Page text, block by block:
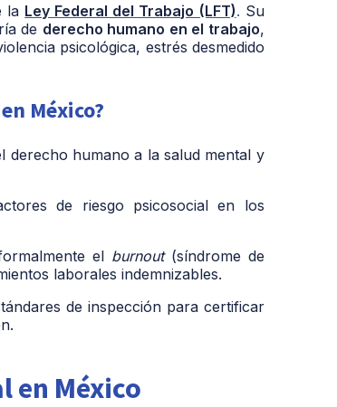
la Ley Federal del Trabajo (LFT). Su
de derecho humano en el trabajo,
psicológica, estrés desmedido
México?
derecho humano a la salud mental y
de riesgo psicosocial en los
el burnout(síndrome de
laborales indemnizables.
de inspección para certificar
en México